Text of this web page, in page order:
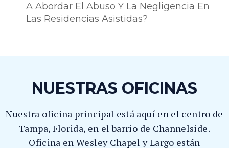
A Abordar El Abuso Y La Negligencia En
Las Residencias Asistidas?
NUESTRAS OFICINAS
Nuestra oficina principal está aquí en el centro de
Tampa, Florida, en el barrio de Channelside.
Oficina en Wesley Chapel y Largo están